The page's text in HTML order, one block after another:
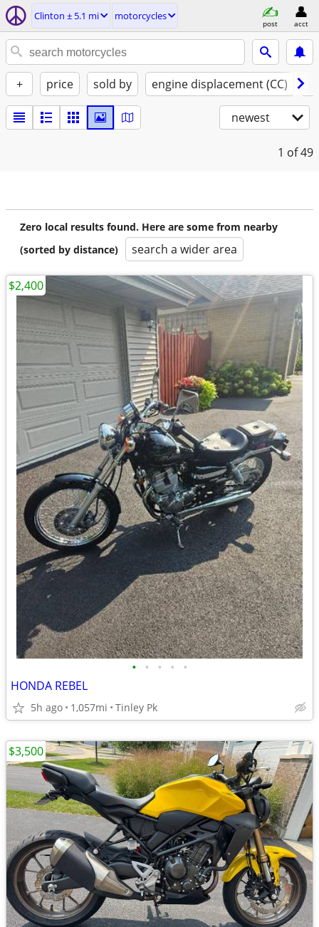
Clinton ± 5.1 mi motorcycles
post acct
+ price sold by engine displacement (CC)
newest
1 of 49
Zero local results found. Here are some from nearby
(sorted by distance)
search a wider area
• • • • •
HONDA REBEL
5h ago 1,057mi Tinley Pk
$2,400
$3,500